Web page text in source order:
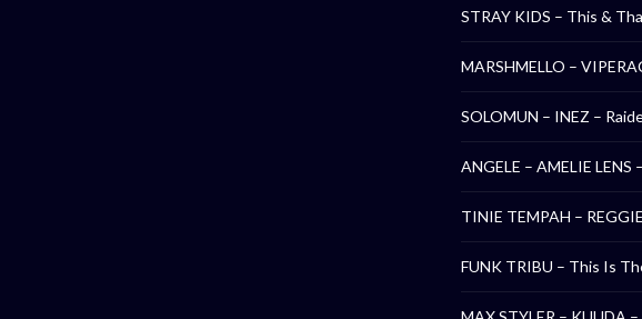
STRAY KIDS – This &
MARSHMELLO –
SOLOMUN – INEZ –
ANGELE – AMELIE LENS
TINIE TEMPAH –
FUNK TRIBU – This Is